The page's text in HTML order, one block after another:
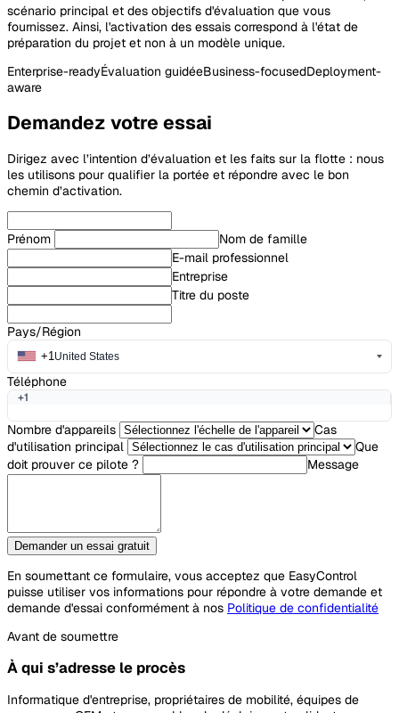
scénario principal et des objectifs d'évaluation que vous
fournissez. Ainsi, l'activation des essais correspond à l'état de
préparation du projet et non à un modèle unique.
Enterprise-readyÉvaluation guidéeBusiness-focusedDeployment-
aware
Demandez votre essai
Dirigez avec l’intention d’évaluation et les faits sur la flotte : nous
les utilisons pour qualifier la portée et répondre avec le bon
chemin d’activation.
Prénom
Nom de famille
E-mail professionnel
Entreprise
Titre du poste
Pays/Région
+1United States
Téléphone
+1
Nombre d'appareils
Cas
d'utilisation principal
Que
doit prouver ce pilote ?
Message
Demander un essai gratuit
En soumettant ce formulaire, vous acceptez que EasyControl
puisse utiliser vos informations pour répondre à votre demande et
demande d'essai conformément à nos Politique de confidentialité
Avant de soumettre
À qui s’adresse le procès
Informatique d'entreprise, propriétaires de mobilité, équipes de